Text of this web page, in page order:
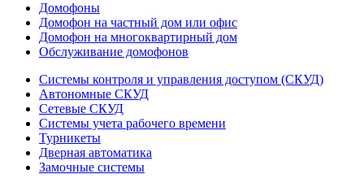
Домофоны
Домофон на частный дом или офис
Домофон на многоквартирный дом
Обслуживание домофонов
Системы контроля и управления доступом (СКУД)
Автономные СКУД
Сетевые СКУД
Системы учета рабочего времени
Турникеты
Дверная автоматика
Замочные системы